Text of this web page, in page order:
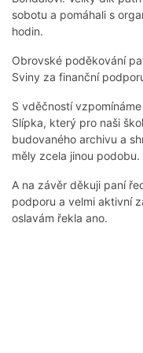
sobotu a pomáhali s
hodin.
Obrovské poděkování
Sviny za finanční
S vděčností
Slípka, který pro naši
budovaného archivu a
měly zcela jinou podobu.
A na závěr děkuji paní
podporu a velmi aktivní
oslavám řekla ano.